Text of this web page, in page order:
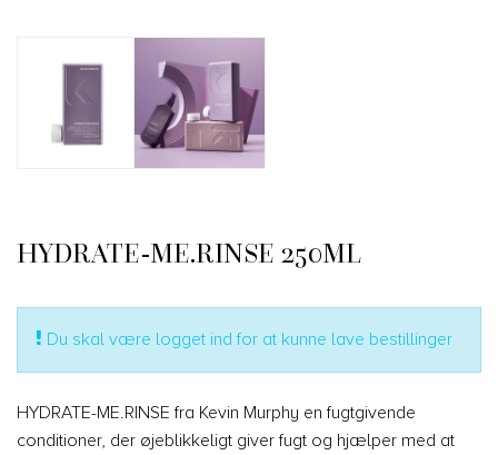
HYDRATE-ME.RINSE 250ML
Du skal være logget ind for at kunne lave bestillinger
HYDRATE-ME.RINSE fra Kevin Murphy en fugtgivende
conditioner, der øjeblikkeligt giver fugt og hjælper med at